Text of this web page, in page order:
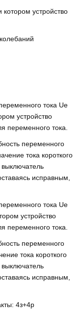
котором устройство
тока Ue
устройство
переменного тока.
переменного
тока короткого
выключатель
исправным,
тока Ue
устройство
переменного тока.
переменного
тока короткого
выключатель
исправным,
4з+4р